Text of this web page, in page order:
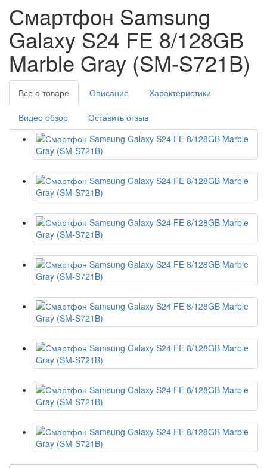
Смартфон Samsung
Galaxy S24 FE 8/128GB
Marble Gray (SM-S721B)
Все о товаре Описание Характеристики
Видео обзор Оставить отзыв